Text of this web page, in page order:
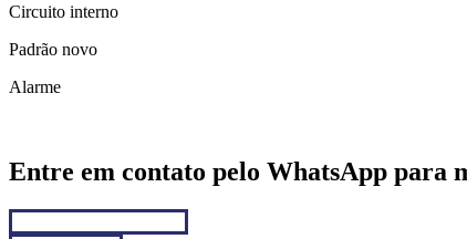
Circuito interno
Padrão novo
Alarme
Entre em contato pelo WhatsApp para